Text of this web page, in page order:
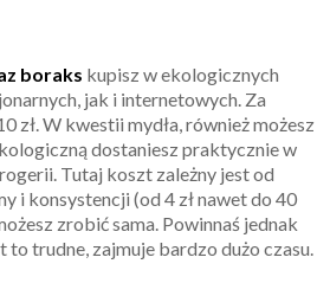
boraks kupisz w ekologicznych
jak i internetowych. Za
zł. W kwestii mydła, również możesz
dostaniesz praktycznie w
Tutaj koszt zależny jest od
i konsystencji (od 4 zł nawet do 40
zrobić sama. Powinnaś jednak
to trudne, zajmuje bardzo dużo czasu.